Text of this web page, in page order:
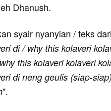
Dhanush.
syair nyanyian / teks
di / why this kolaveri
this kolaveri kolaveri
di neng geulis (siap-
".